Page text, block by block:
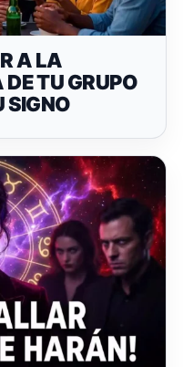
A LA
TU GRUPO
SIGNO